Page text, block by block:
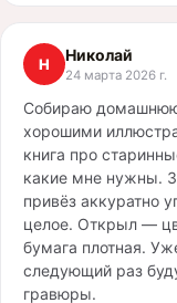
Н Николай
24 марта 2026 г.
Собираю домашнюю
хорошими
книга про
какие мне нужны.
привёз аккуратно
целое. Открыл —
бумага плотная.
следующий раз
гравюры.